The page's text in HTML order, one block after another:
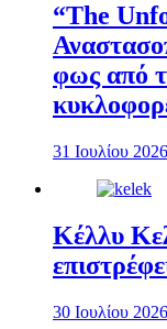
“The
φως από
31 Ιουλίου 2026
Κέλλυ
30 Ιουλίου 2026